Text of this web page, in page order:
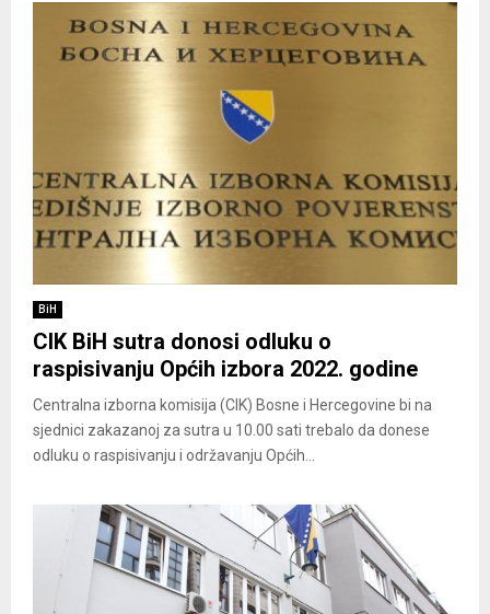
BiH
CIK BiH sutra donosi odluku o
raspisivanju Općih izbora 2022. godine
Centralna izborna komisija (CIK) Bosne i Hercegovine bi na
sjednici zakazanoj za sutra u 10.00 sati trebalo da donese
odluku o raspisivanju i održavanju Općih...